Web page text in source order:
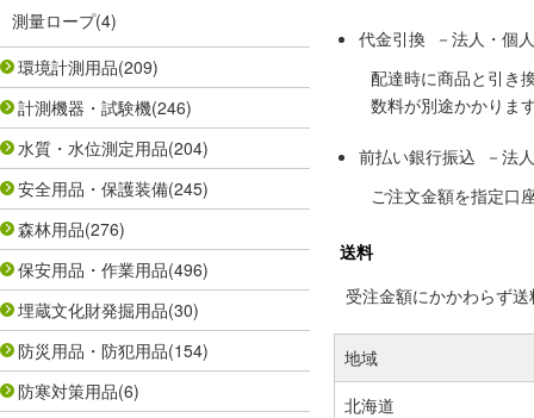
測量ロープ(4)
環境計測用品(209)
計測機器・試験機(246)
水質・水位測定用品(204)
安全用品・保護装備(245)
森林用品(276)
保安用品・作業用品(496)
埋蔵文化財発掘用品(30)
防災用品・防犯用品(154)
防寒対策用品(6)
代金引換 －法人・個
配達時に商品と引き
数料が別途かかりま
前払い銀行振込 －法
ご注文金額を指定口
送料
受注金額にかかわらず
地域
北海道